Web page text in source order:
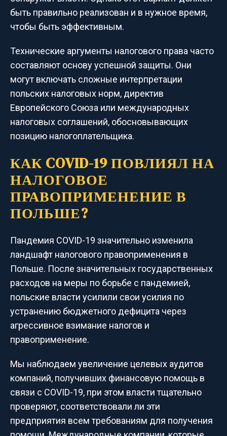
быть правильно реализован и в нужное время,
чтобы быть эффективным.
Технические аргументы налогового права часто
составляют основу успешной защиты. Они
могут включать сложные интерпретации
польских налоговых норм, директив
Европейского Союза или международных
налоговых соглашений, обосновывающих
позицию налогоплательщика.
КАК COVID-19 ПОВЛИЯЛ НА
НАЛОГОВОЕ
ПРАВОПРИМЕНЕНИЕ В
ПОЛЬШЕ?
Пандемия COVID-19 значительно изменила
ландшафт налогового правоприменения в
Польше. После значительных государственных
расходов на меры по борьбе с пандемией,
польские власти усилили свои усилия по
устранению бюджетного дефицита через
агрессивное взимание налогов и
правоприменение.
Мы наблюдаем увеличение целевых аудитов
компаний, получивших финансовую помощь в
связи с COVID-19, при этом власти тщательно
проверяют, соответствовали ли эти
предприятия всем требованиям для получения